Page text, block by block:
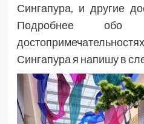
Сингапура, и другие
Подробнее обо
Сингапура я напишу в